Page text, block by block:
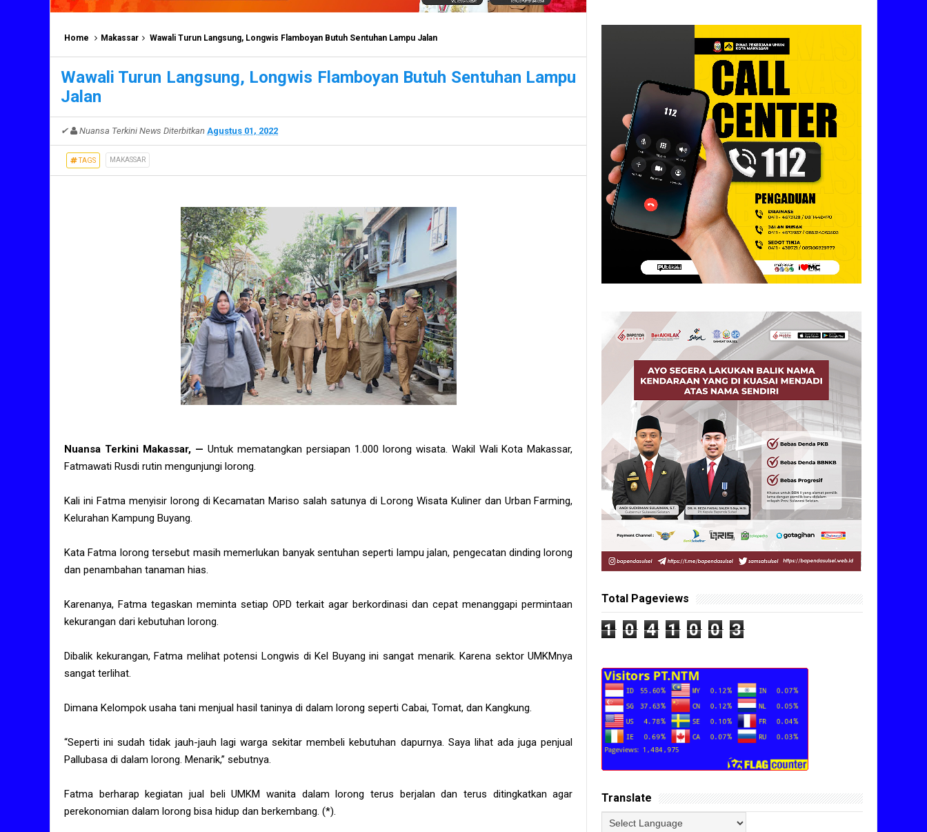
Home Makassar Wawali Turun Langsung, Longwis Flamboyan Butuh Sentuhan Lampu Jalan
Wawali Turun Langsung, Longwis Flamboyan Butuh Sentuhan Lampu
Jalan
✔ Nuansa Terkini News Diterbitkan Agustus 01, 2022
TAGS MAKASSAR
Nuansa Terkini Makassar, — Untuk mematangkan persiapan 1.000 lorong wisata. Wakil Wali Kota Makassar,
Fatmawati Rusdi rutin mengunjungi lorong.
Kali ini Fatma menyisir lorong di Kecamatan Mariso salah satunya di Lorong Wisata Kuliner dan Urban Farming,
Kelurahan Kampung Buyang.
Kata Fatma lorong tersebut masih memerlukan banyak sentuhan seperti lampu jalan, pengecatan dinding lorong
dan penambahan tanaman hias.
Karenanya, Fatma tegaskan meminta setiap OPD terkait agar berkordinasi dan cepat menanggapi permintaan
kekurangan dari kebutuhan lorong.
Dibalik kekurangan, Fatma melihat potensi Longwis di Kel Buyang ini sangat menarik. Karena sektor UMKMnya
sangat terlihat.
Dimana Kelompok usaha tani menjual hasil taninya di dalam lorong seperti Cabai, Tomat, dan Kangkung.
“Seperti ini sudah tidak jauh-jauh lagi warga sekitar membeli kebutuhan dapurnya. Saya lihat ada juga penjual
Pallubasa di dalam lorong. Menarik,” sebutnya.
Fatma berharap kegiatan jual beli UMKM wanita dalam lorong terus berjalan dan terus ditingkatkan agar
perekonomian dalam lorong bisa hidup dan berkembang. (*).
Total Pageviews
1 0 4 1 0 0 3
Translate